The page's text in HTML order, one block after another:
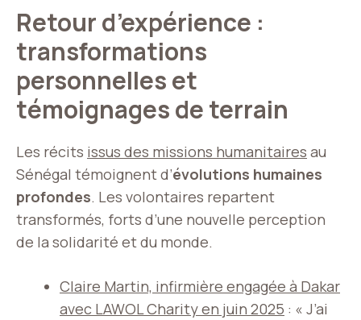
Retour d’expérience :
transformations
personnelles et
témoignages de terrain
Les récits issus des missions humanitaires au
Sénégal témoignent d’évolutions humaines
profondes. Les volontaires repartent
transformés, forts d’une nouvelle perception
de la solidarité et du monde.
Claire Martin, infirmière engagée à Dakar
avec LAWOL Charity en juin 2025 : « J’ai